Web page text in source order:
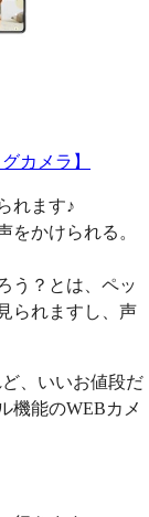
カメラ】
れます♪
をかけられる。
う？とは、ペッ
られますし、声
、いいお値段だ
機能のWEBカメ